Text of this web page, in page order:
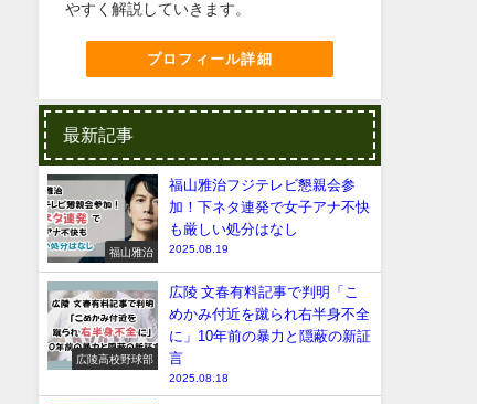
やすく解説していきます。
プロフィール詳細
最新記事
福山雅治
福山雅治フジテレビ懇親会参
加！下ネタ連発で女子アナ不快
も厳しい処分はなし
2025.08.19
広陵高校野球部
広陵 文春有料記事で判明「こ
めかみ付近を蹴られ右半身不全
に」10年前の暴力と隠蔽の新証
言
2025.08.18